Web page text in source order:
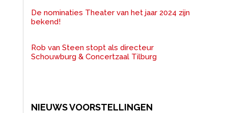
De nominaties Theater van het jaar 2024 zijn
bekend!
Rob van Steen stopt als directeur
Schouwburg & Concertzaal Tilburg
NIEUWS VOORSTELLINGEN